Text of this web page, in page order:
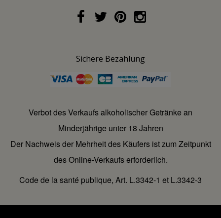
Sichere Bezahlung
Verbot des Verkaufs alkoholischer Getränke an
Minderjährige unter 18 Jahren
Der Nachweis der Mehrheit des Käufers ist zum Zeitpunkt
des Online-Verkaufs erforderlich.
Code de la santé publique, Art. L.3342-1 et L.3342-3